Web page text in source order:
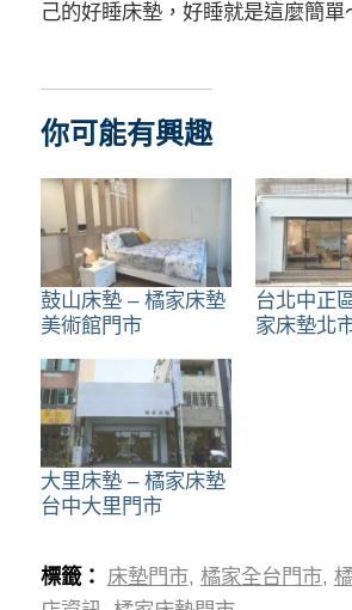
己的好睡床墊，好睡就是這麼簡單
你可能有興趣
鼓山床墊 – 橘家床墊
美術館門市
台北中正
家床墊北
大里床墊 – 橘家床墊
台中大里門市
標籤： 床墊門市, 橘家全台門市,